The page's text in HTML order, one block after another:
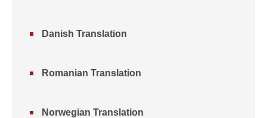
Danish Translation
Romanian Translation
Norwegian Translation